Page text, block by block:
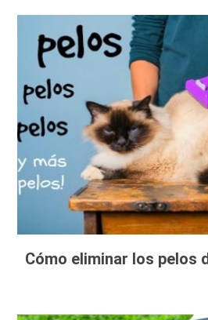
Cómo eliminar los pelos